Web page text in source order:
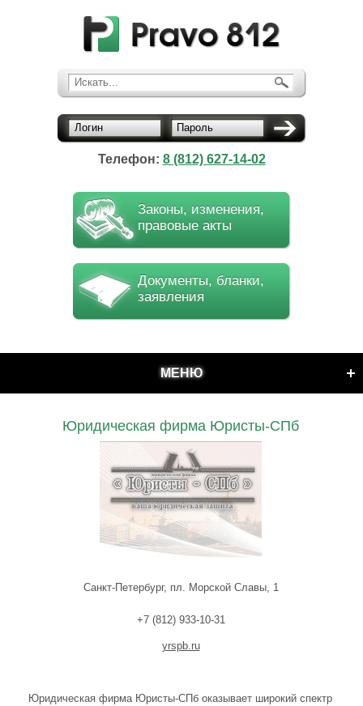
Искать...
Логин Пароль
Телефон: 8 (812) 627-14-02
Законы, изменения,
правовые акты
Документы, бланки,
заявления
МЕНЮ
Юридическая фирма Юристы-СПб
Санкт-Петербург, пл. Морской Славы, 1
+7 (812) 933-10-31
yrspb.ru
Юридическая фирма Юристы-СПб оказывает широкий спектр